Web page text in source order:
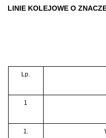
LINIE KOLEJOWE O
Lp.
1
1.